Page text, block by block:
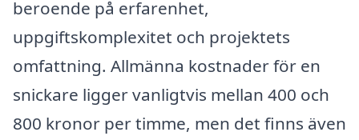
beroende på erfarenhet,
uppgiftskomplexitet och projektets
omfattning. Allmänna kostnader för en
snickare ligger vanligtvis mellan 400 och
800 kronor per timme, men det finns även